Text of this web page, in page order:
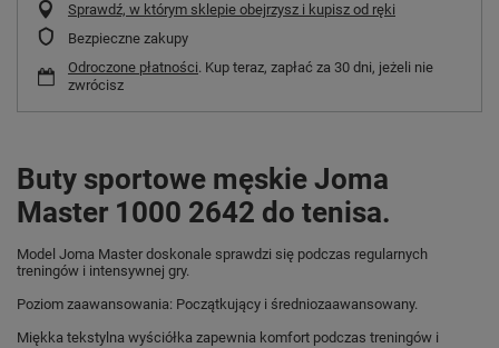
Sprawdź, w którym sklepie obejrzysz i kupisz od ręki
Bezpieczne zakupy
Odroczone płatności. Kup teraz, zapłać za 30 dni, jeżeli nie
zwrócisz
Buty sportowe męskie Joma
Master 1000 2642 do tenisa.
Model Joma Master doskonale sprawdzi się podczas regularnych
treningów i intensywnej gry.
Poziom zaawansowania: Początkujący i średniozaawansowany.
Miękka tekstylna wyściółka zapewnia komfort podczas treningów i